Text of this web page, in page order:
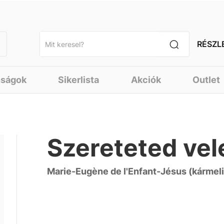
Sikerlista Akciók Outlet
Szereteted
Marie-Eugène de l'Enfant-Jésus